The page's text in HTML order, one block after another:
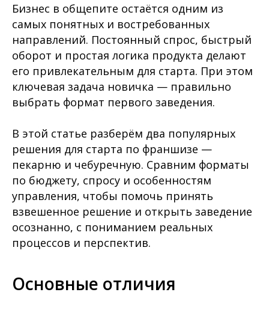
Бизнес в общепите остаётся одним из
самых понятных и востребованных
направлений. Постоянный спрос, быстрый
оборот и простая логика продукта делают
его привлекательным для старта. При этом
ключевая задача новичка — правильно
выбрать формат первого заведения.
В этой статье разберём два популярных
решения для старта по франшизе —
пекарню и чебуречную. Сравним форматы
по бюджету, спросу и особенностям
управления, чтобы помочь принять
взвешенное решение и открыть заведение
осознанно, с пониманием реальных
процессов и перспектив.
Основные отличия